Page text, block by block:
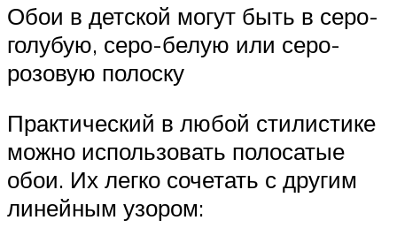
Обои в детской могут быть в серо-
голубую, серо-белую или серо-
розовую полоску
Практический в любой стилистике
можно использовать полосатые
обои. Их легко сочетать с другим
линейным узором: